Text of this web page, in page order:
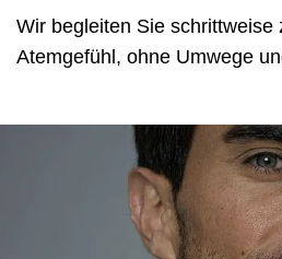
Wir begleiten Sie schrittweise
Atemgefühl, ohne Umwege